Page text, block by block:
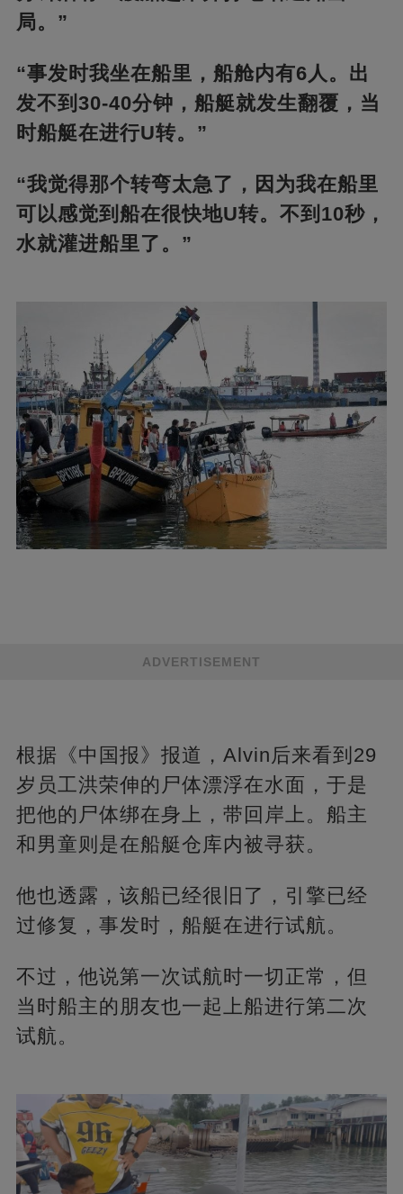
局。”
“事发时我坐在船里，船舱内有6人。出
发不到30-40分钟，船艇就发生翻覆，当
时船艇在进行U转。”
“我觉得那个转弯太急了，因为我在船里
可以感觉到船在很快地U转。不到10秒，
水就灌进船里了。”
ADVERTISEMENT
根据《中国报》报道，Alvin后来看到29
岁员工洪荣伸的尸体漂浮在水面，于是
把他的尸体绑在身上，带回岸上。船主
和男童则是在船艇仓库内被寻获。
他也透露，该船已经很旧了，引擎已经
过修复，事发时，船艇在进行试航。
不过，他说第一次试航时一切正常，但
当时船主的朋友也一起上船进行第二次
试航。